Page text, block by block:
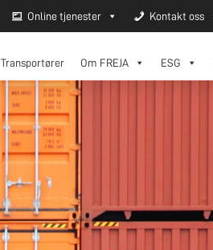
Online tjenester Kontakt oss
Transportører Om FREJA ESG